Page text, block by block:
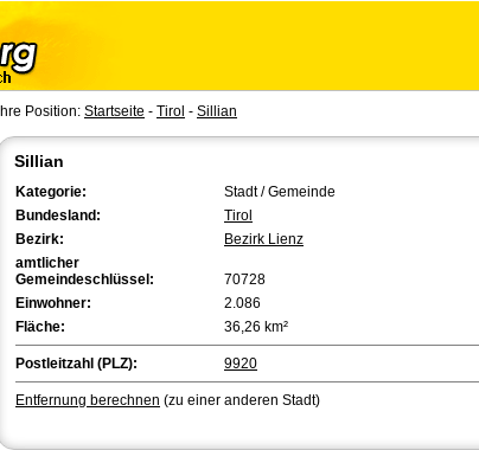
Ihre Position: Startseite - Tirol - Sillian
Sillian
Kategorie:
Stadt / Gemeinde
Bundesland:
Tirol
Bezirk:
Bezirk Lienz
amtlicher
Gemeindeschlüssel:
70728
Einwohner:
2.086
Fläche:
36,26 km²
Postleitzahl (PLZ): 9920
Entfernung berechnen (zu einer anderen Stadt)